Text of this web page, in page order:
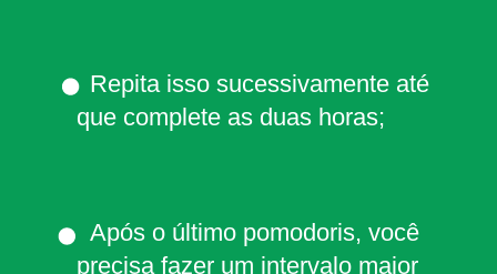
Repita isso sucessivamente até
que complete as duas horas;
Após o último pomodoris, você
precisa fazer um intervalo maior